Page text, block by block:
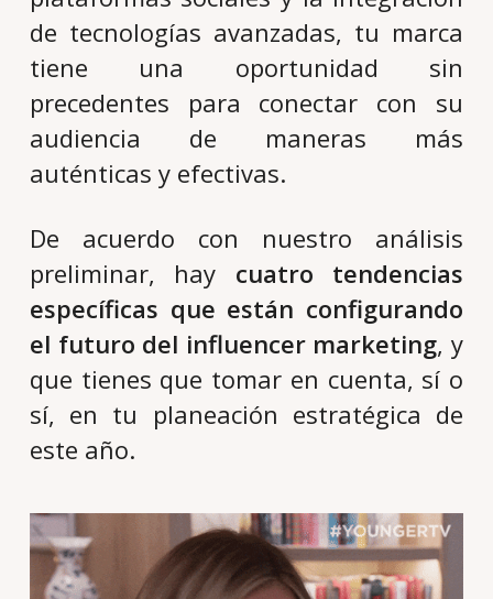
de tecnologías avanzadas, tu marca
tiene una oportunidad sin
precedentes para conectar con su
audiencia de maneras más
auténticas y efectivas.
De acuerdo con nuestro análisis
preliminar, hay cuatro tendencias
específicas que están configurando
el futuro del influencer marketing, y
que tienes que tomar en cuenta, sí o
sí, en tu planeación estratégica de
este año.